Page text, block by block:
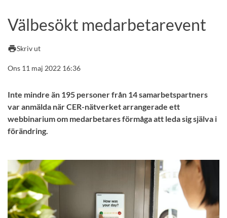
Andra söktjänster
Kurser och program
Välbesökt medarbetarevent
printSkriv ut
Ons 11 maj 2022 16:36
Inte mindre än 195 personer från 14 samarbetspartners
var anmälda när CER-nätverket arrangerade ett
webbinarium om medarbetares förmåga att leda sig själva i
förändring.